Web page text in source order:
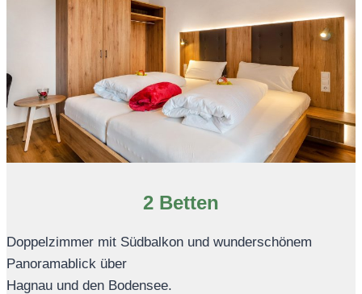
2 Betten
Doppelzimmer mit Südbalkon und wunderschönem
Panoramablick über
Hagnau und den Bodensee.